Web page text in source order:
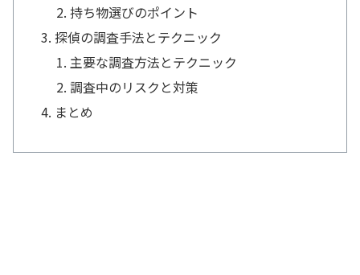
持ち物選びのポイント
探偵の調査手法とテクニック
主要な調査方法とテクニック
調査中のリスクと対策
まとめ